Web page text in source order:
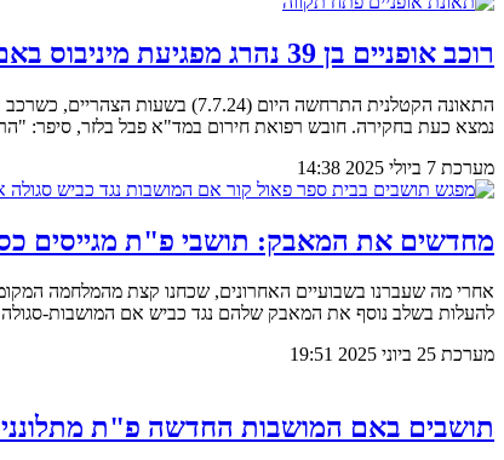
רוכב אופניים בן 39 נהרג מפגיעת מיניבוס באם המושבות החדשה בפתח תקווה
התאונה הקטלנית התרחשה היום
נמצא כעת בחקירה. חובש רפואת חירום במד"א פבל בלזר, סיפר:
מערכת 7 ביולי 2025 14:38
מחדשים את המאבק: תושבי פ"ת מגייסים
אחרי מה שעברנו בשבועיים האחרונים, שכחנו קצת מהמלחמה
להעלות בשלב נוסף את המאבק שלהם נגד כביש אם המושבות-סגולה,
מערכת 25 ביוני 2025 19:51
תושבים באם המושבות החדשה פ"ת